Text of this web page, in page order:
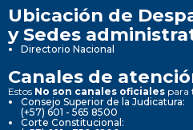
Ubicación de
y Sedes
Directorio Nacional
Canales de
Estos No son canales oficiales para
Consejo Superior de la Judicatura:
(+57) 601 - 565 8500
Corte Constitucional: